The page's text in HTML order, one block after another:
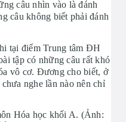
câu nhìn vào là đánh
câu không biết phải đánh
tại điểm Trung tâm ĐH
tập có những câu rất khó
vô cơ. Đương cho biết, ở
nghe lần nào nên chỉ